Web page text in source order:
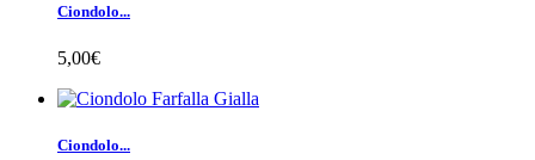
Ciondolo...
5,00€
Ciondolo...